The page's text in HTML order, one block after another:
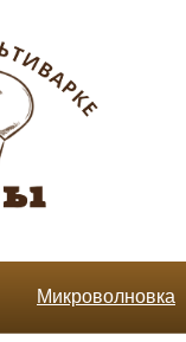
Микроволновка